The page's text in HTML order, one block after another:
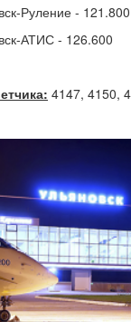
Руление - 121.800
АТИС - 126.600
4147, 4150,